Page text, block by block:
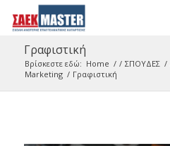
Γραφιστική
Βρίσκεστε εδώ: Home / / ΣΠΟΥΔΕΣ /
Marketing / Γραφιστική